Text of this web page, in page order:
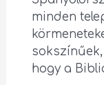
minden
hogy a